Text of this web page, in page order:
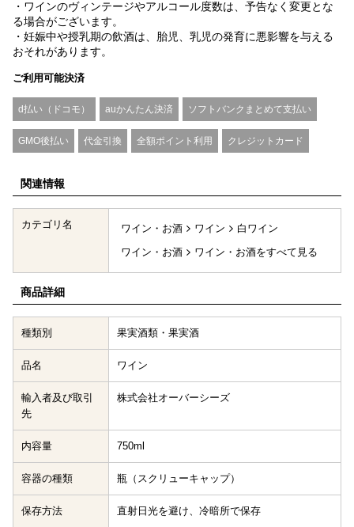
・ワインのヴィンテージやアルコール度数は、予告なく変更とな
る場合がございます。
・妊娠中や授乳期の飲酒は、胎児、乳児の発育に悪影響を与える
おそれがあります。
ご利用可能決済
d払い（ドコモ） auかんたん決済 ソフトバンクまとめて支払い
GMO後払い 代金引換 全額ポイント利用 クレジットカード
関連情報
カテゴリ名 ワイン・お酒 ワイン
白ワイン
ワイン・お酒
ワイン・お酒をすべて見る
商品詳細
種類別 果実酒類・果実酒
品名 ワイン
輸入者及び取引
先
株式会社オーバーシーズ
内容量 750ml
容器の種類 瓶（スクリューキャップ）
保存方法 直射日光を避け、冷暗所で保存